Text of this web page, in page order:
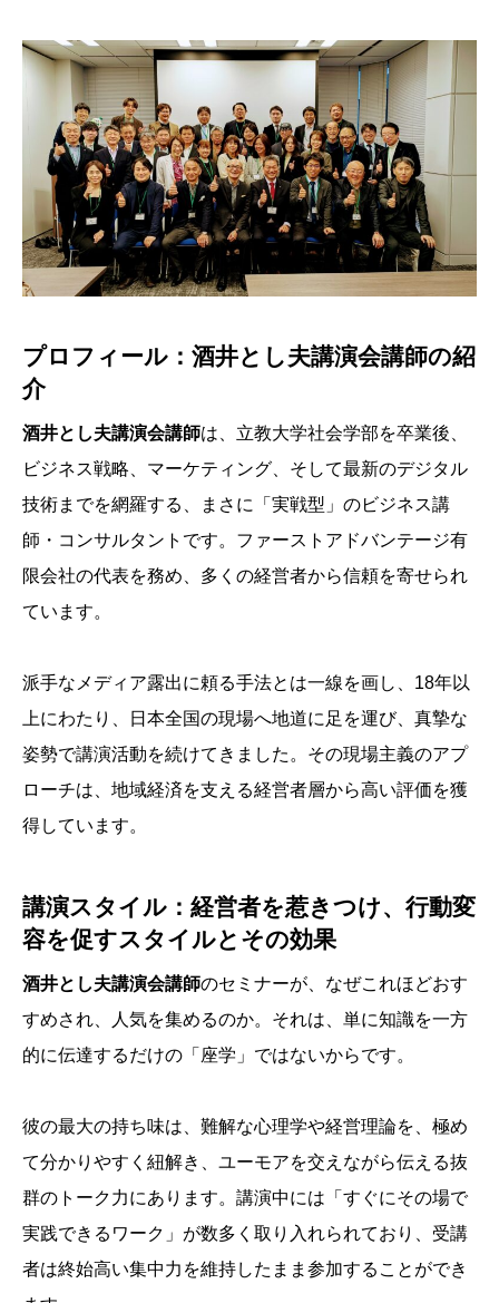
プロフィール：酒井とし夫講演会講師の紹
介
酒井とし夫講演会講師は、立教大学社会学部を卒業後、
ビジネス戦略、マーケティング、そして最新のデジタル
技術までを網羅する、まさに「実戦型」のビジネス講
師・コンサルタントです。ファーストアドバンテージ有
限会社の代表を務め、多くの経営者から信頼を寄せられ
ています。
派手なメディア露出に頼る手法とは一線を画し、18年以
上にわたり、日本全国の現場へ地道に足を運び、真摯な
姿勢で講演活動を続けてきました。その現場主義のアプ
ローチは、地域経済を支える経営者層から高い評価を獲
得しています。
講演スタイル：経営者を惹きつけ、行動変
容を促すスタイルとその効果
酒井とし夫講演会講師のセミナーが、なぜこれほどおす
すめされ、人気を集めるのか。それは、単に知識を一方
的に伝達するだけの「座学」ではないからです。
彼の最大の持ち味は、難解な心理学や経営理論を、極め
て分かりやすく紐解き、ユーモアを交えながら伝える抜
群のトーク力にあります。講演中には「すぐにその場で
実践できるワーク」が数多く取り入れられており、受講
者は終始高い集中力を維持したまま参加することができ